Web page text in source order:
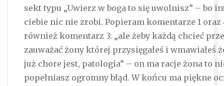
sekt typu „Uwierz w boga to się uwolnisz” – bo
ciebie nic nie zrobi. Popieram komentarze 1 oraz
również komentarz 3: „ale żeby każdą chcieć
zauważać żony której przysięgałeś i wmawiałeś
już chore jest, patologia” – on ma racje żona to
popełniasz ogromny błąd. W końcu ma piękne